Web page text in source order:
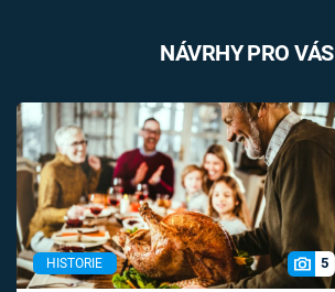
NÁVRHY PRO VÁS
HISTORIE 5